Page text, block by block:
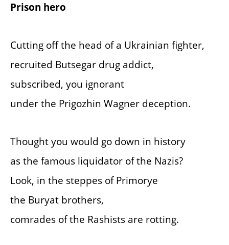
Prison hero
Cutting off the head of a Ukrainian fighter,
recruited Butsegar drug addict,
subscribed, you ignorant
under the Prigozhin Wagner deception.
Thought you would go down in history
as the famous liquidator of the Nazis?
Look, in the steppes of Primorye
the Buryat brothers,
comrades of the Rashists are rotting.